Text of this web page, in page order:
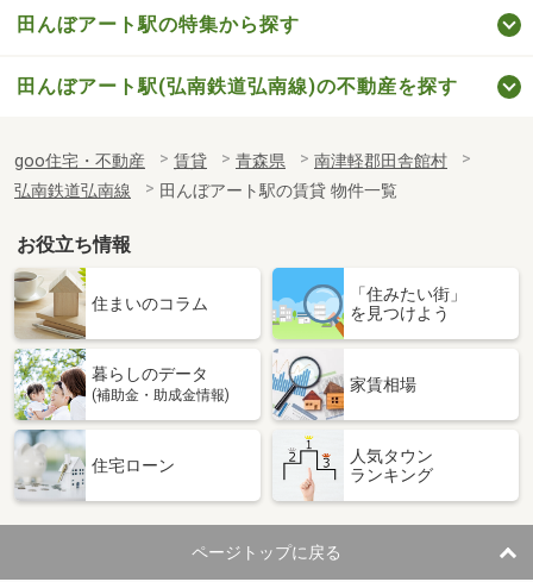
田んぼアート駅の特集から探す
田んぼアート駅(弘南鉄道弘南線)の不動産を探す
goo住宅・不動産 賃貸 青森県
南津軽郡田舎館村
弘南鉄道弘南線
田んぼアート駅の賃貸 物件一覧
お役立ち情報
住まいのコラム
「住みたい街」
を見つけよう
暮らしのデータ
(補助金・助成金情報)
家賃相場
住宅ローン
人気タウン
ランキング
ページトップに戻る